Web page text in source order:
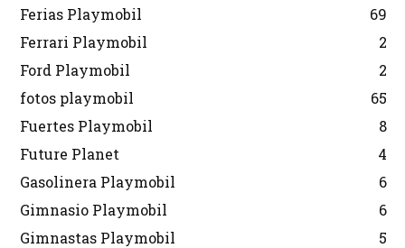
Ferias Playmobil
69
Ferrari Playmobil
2
Ford Playmobil
2
fotos playmobil
65
Fuertes Playmobil
8
Future Planet
4
Gasolinera Playmobil
6
Gimnasio Playmobil
6
Gimnastas Playmobil
5